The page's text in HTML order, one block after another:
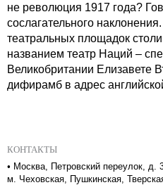
не революция 1917 года?
сослагательного
театральных площадок
названием театр Наций –
Великобритании Елизавете
дифирамб в адрес
КОНТАКТЫ
• Москва, Петровский переулок, д.
м. Чеховская, Пушкинская,